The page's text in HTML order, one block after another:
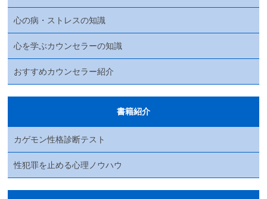
心の病・ストレスの知識
心を学ぶカウンセラーの知識
おすすめカウンセラー紹介
書籍紹介
カゲモン性格診断テスト
性犯罪を止める心理ノウハウ